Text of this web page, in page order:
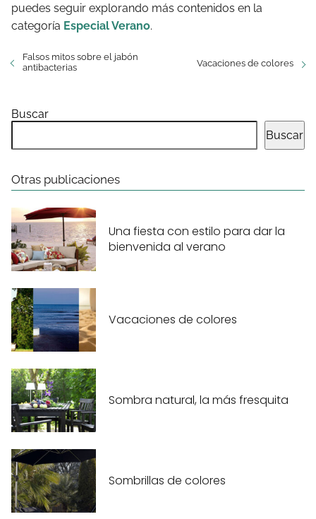
puedes seguir explorando más contenidos en la
categoría Especial Verano.
Falsos mitos sobre el jabón
antibacterias
Vacaciones de colores
Buscar
Buscar
Otras publicaciones
Una fiesta con estilo para dar la
bienvenida al verano
Vacaciones de colores
Sombra natural, la más fresquita
Sombrillas de colores